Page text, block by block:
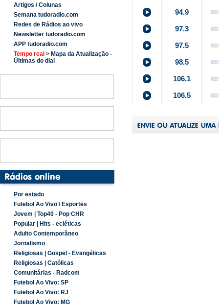
Artigos / Colunas
Semana tudoradio.com
Redes de Rádios ao vivo
Newsletter tudoradio.com
APP tudoradio.com
Tempo real > Mapa da Atualização -
Últimas do dial
Por estado
Futebol Ao Vivo / Esportes
Jovem | Top40 - Pop CHR
Popular | Hits - ecléticas
Adulto Contemporâneo
Jornalismo
Religiosas | Gospel - Evangélicas
Religiosas | Católicas
Comunitárias - Radcom
Futebol Ao Vivo: SP
Futebol Ao Vivo: RJ
Futebol Ao Vivo: MG
94.9
97.3
97.5
98.5
106.1
106.5